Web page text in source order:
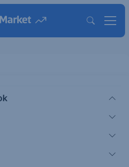
Protect Multi